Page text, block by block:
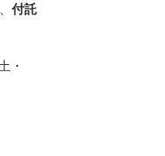
付託
・